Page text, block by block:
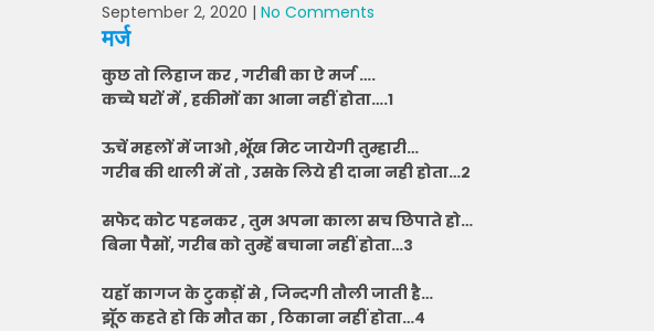
September 2, 2020 | No Comments
मर्ज
कुछ तो लिहाज कर , गरीबी का ऐ मर्ज ….
कच्चे घरों में , हकीमों का आना नहीं होता….१
ऊचें महलों में जाओ ,भूॅख मिट जायेगी तुम्हारी…
गरीब की थाली में तो , उसके लिये ही दाना‌ नही होता…२
सफेद कोट पहनकर , तुम अपना काला सच छिपाते हो…
बिना पैसों, गरीब को तुम्हें बचाना नहीं होता…३
यहाॅ कागज के टुकड़ों से , जिन्दगी तौली जाती है…
झूॅठ कहते हो कि मौत का , ठिकाना नहीं होता…४